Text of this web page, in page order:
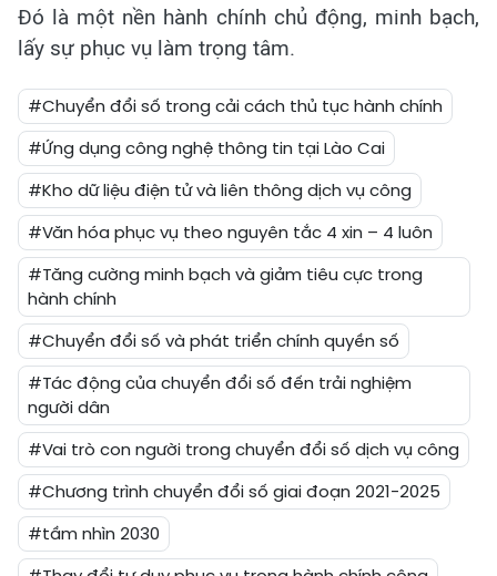
Đó là một nền hành chính chủ động, minh bạch,
lấy sự phục vụ làm trọng tâm.
#Chuyển đổi số trong cải cách thủ tục hành chính
#Ứng dụng công nghệ thông tin tại Lào Cai
#Kho dữ liệu điện tử và liên thông dịch vụ công
#Văn hóa phục vụ theo nguyên tắc 4 xin – 4 luôn
#Tăng cường minh bạch và giảm tiêu cực trong
hành chính
#Chuyển đổi số và phát triển chính quyền số
#Tác động của chuyển đổi số đến trải nghiệm
người dân
#Vai trò con người trong chuyển đổi số dịch vụ công
#Chương trình chuyển đổi số giai đoạn 2021-2025
#tầm nhìn 2030